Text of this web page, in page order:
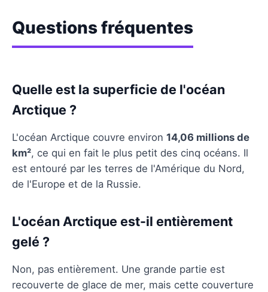
Questions fréquentes
Quelle est la superficie de l'océan
Arctique ?
L'océan Arctique couvre environ 14,06 millions de
km², ce qui en fait le plus petit des cinq océans. Il
est entouré par les terres de l'Amérique du Nord,
de l'Europe et de la Russie.
L'océan Arctique est-il entièrement
gelé ?
Non, pas entièrement. Une grande partie est
recouverte de glace de mer, mais cette couverture